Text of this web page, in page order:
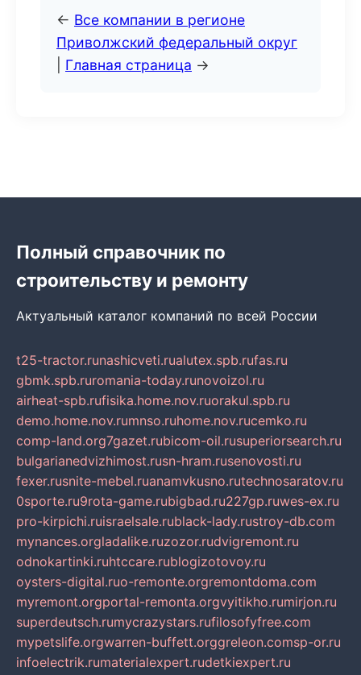
← Все компании в регионе
Приволжский федеральный округ
Главная страница →
Полный справочник по
строительству и ремонту
Актуальный каталог компаний по всей России
t25-tractor.runashicveti.rualutex.spb.rufas.ru
gbmk.spb.ruromania-today.runovoizol.ru
airheat-spb.rufisika.home.nov.ruorakul.spb.ru
demo.home.nov.rumnso.ruhome.nov.rucemko.ru
comp-land.org7gazet.rubicom-oil.rusuperiorsearch.ru
bulgarianedvizhimost.rusn-hram.rusenovosti.ru
fexer.rusnite-mebel.ruanamvkusno.rutechnosaratov.ru
0sporte.ru9rota-game.rubigbad.ru227gp.ruwes-ex.ru
pro-kirpichi.ruisraelsale.rublack-lady.rustroy-db.com
mynances.orgladalike.ruzozor.rudvigremont.ru
odnokartinki.ruhtccare.rublogizotovoy.ru
oysters-digital.ruo-remonte.orgremontdoma.com
myremont.orgportal-remonta.orgvyitikho.rumirjon.ru
superdeutsch.rumycrazystars.rufilosofyfree.com
mypetslife.orgwarren-buffett.orggreleon.comsp-or.ru
infoelectrik.rumaterialexpert.rudetkiexpert.ru